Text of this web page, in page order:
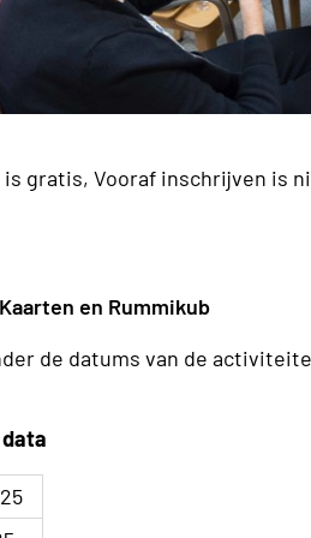
is gratis, Vooraf inschrijven is
en Rummikub
de datums van de